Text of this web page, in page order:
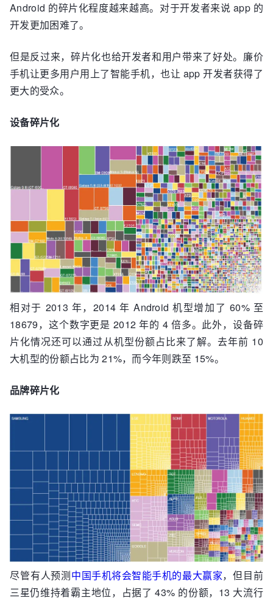
Android 的碎片化程度越来越高。对于开发者来说 app 的
开发更加困难了。
但是反过来，碎片化也给开发者和用户带来了好处。廉价
手机让更多用户用上了智能手机，也让 app 开发者获得了
更大的受众。
设备碎片化
相对于 2013 年，2014 年 Android 机型增加了 60% 至
18679，这个数字更是 2012 年的 4 倍多。此外，设备碎
片化情况还可以通过从机型份额占比来了解。去年前 10
大机型的份额占比为 21%，而今年则跌至 15%。
品牌碎片化
尽管有人预测中国手机将会智能手机的最大赢家，但目前
三星仍维持着霸主地位，占据了 43% 的份额，13 大流行